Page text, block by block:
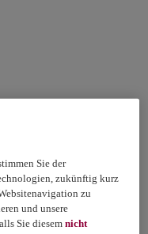
Sie der
zukünftig kurz
zu
und unsere
Sie diesemnicht